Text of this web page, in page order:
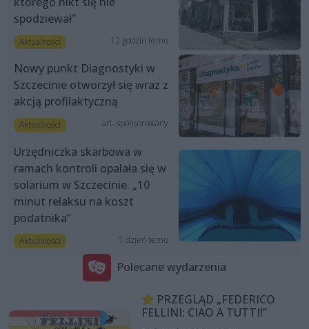
spodziewał”
Aktualności 12 godzin temu
Nowy punkt Diagnostyki w
Szczecinie otworzył się wraz z
akcją profilaktyczną
Aktualności art. sponsorowany
Urzędniczka skarbowa w
ramach kontroli opalała się w
solarium w Szczecinie. „10
minut relaksu na koszt
podatnika”
Aktualności 1 dzień temu
Polecane wydarzenia
PRZEGLĄD „FEDERICO
FELLINI: CIAO A TUTTI!”